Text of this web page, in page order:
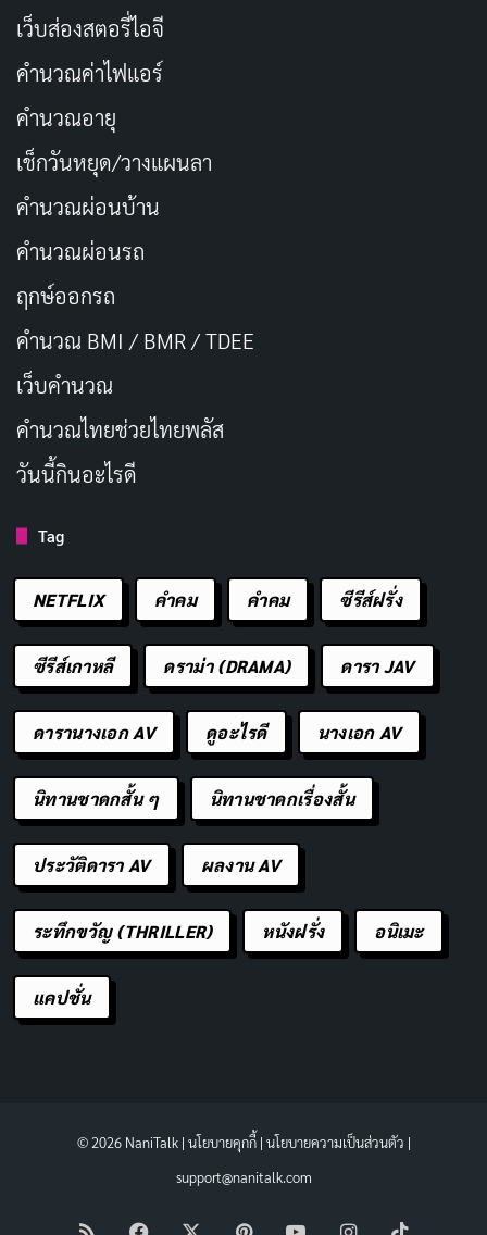
เว็บส่องสตอรี่ไอจี
คำนวณค่าไฟแอร์
คำนวณอายุ
เช็กวันหยุด/วางแผนลา
คำนวณผ่อนบ้าน
คำนวณผ่อนรถ
ฤกษ์ออกรถ
คำนวณ BMI / BMR / TDEE
เว็บคํานวณ
คํานวณไทยช่วยไทยพลัส
วันนี้กินอะไรดี
Tag
NETFLIX คำคม คําคม ซีรีส์ฝรั่ง
ซีรีส์เกาหลี ดราม่า (DRAMA) ดารา JAV
ดารานางเอก AV ดูอะไรดี นางเอก AV
นิทานชาดกสั้น ๆ นิทานชาดกเรื่องสั้น
ประวัติดารา AV ผลงาน AV
ระทึกขวัญ (THRILLER) หนังฝรั่ง อนิเมะ
แคปชั่น
© 2026 NaniTalk | นโยบายคุกกี้| นโยบายความเป็นส่วนตัว |
support@nanitalk.com